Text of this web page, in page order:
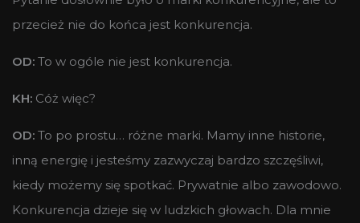
przecież nie do końca jest konkurencja.
OD: To w ogóle nie jest konkurencja.
KH: Cóż więc?
OD: To po prostu… różne marki. Mamy inne historie,
inną energię i jesteśmy zazwyczaj bardzo szczęśliwi,
kiedy możemy się spotkać. Prywatnie albo zawodowo.
Konkurencja dzieje się w ludzkich głowach. Dla mnie